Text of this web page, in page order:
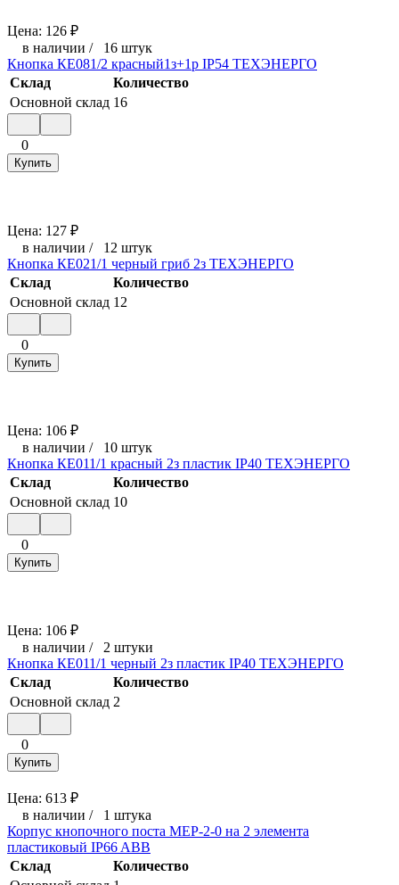
Цена: 126 ₽
в наличии / 16 штук
Кнопка КЕ081/2 красный1з+1р IP54 ТЕХЭНЕРГО
Склад
Количество
Основной склад 16
0
Купить
Цена: 127 ₽
в наличии / 12 штук
Кнопка КЕ021/1 черный гриб 2з ТЕХЭНЕРГО
Склад
Количество
Основной склад 12
0
Купить
Цена: 106 ₽
в наличии / 10 штук
Кнопка КЕ011/1 красный 2з пластик IP40 ТЕХЭНЕРГО
Склад
Количество
Основной склад 10
0
Купить
Цена: 106 ₽
в наличии / 2 штуки
Кнопка КЕ011/1 черный 2з пластик IP40 ТЕХЭНЕРГО
Склад
Количество
Основной склад 2
0
Купить
Цена: 613 ₽
в наличии / 1 штука
Корпус кнопочного поста MEP-2-0 на 2 элемента
пластиковый IP66 ABB
Склад
Количество